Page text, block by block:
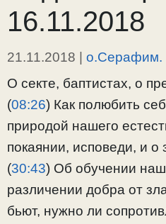
16.11.2018
21.11.2018 | о.Серафим.
О секте, баптистах, о
(08:26) Как полюбить
природой нашего
покаянии, исповеди, и о
(30:43) Об обучении
различении добра от
бьют, нужно ли